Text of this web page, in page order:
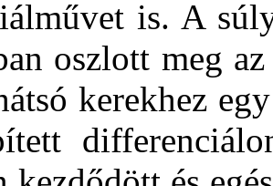
is. A
oszlott meg
kerekhez